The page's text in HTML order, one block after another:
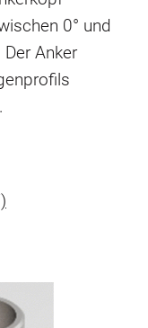
0° und
Anker